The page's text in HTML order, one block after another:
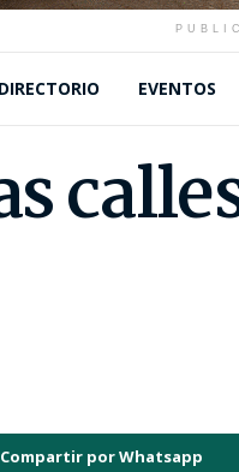
DIRECTORIO EVENTOS
Compartir por Whatsapp